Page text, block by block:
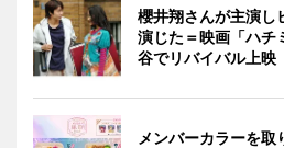
櫻井翔さんが主演し
演じた＝映画「ハチ
谷でリバイバル上映
メンバーカラーを